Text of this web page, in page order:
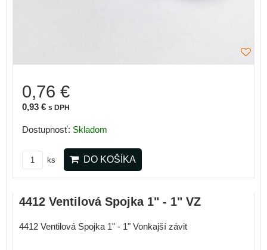
0,76 €
0,93 € s DPH
Dostupnosť: Skladom
ks DO KOŠÍKA
4412 Ventilová Spojka 1" - 1" VZ
4412 Ventilová Spojka 1" - 1" Vonkajší závit